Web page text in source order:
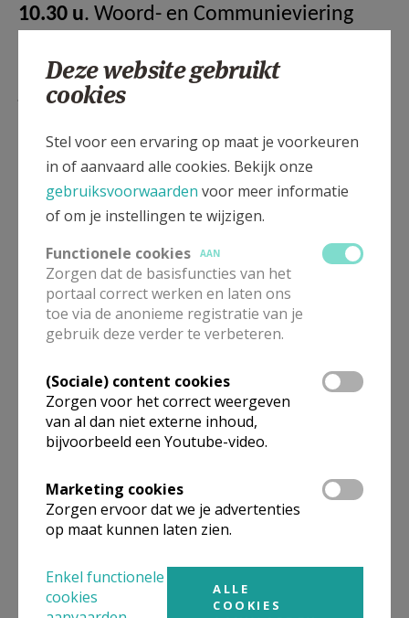
10.30 u. Woord- en Communieviering
zondag 30 augustus
geen viering in onze kerk
Voor vieringen in de andere kerken van onze
pastorale eenheid verwijzen we naar de website van
de pastorale eenheid Prisca en Aquila.
Parochie St.-Mattheüs Hulshout
Meer
Deze website gebruikt
cookies
Stel voor een ervaring op maat je voorkeuren
in of aanvaard alle cookies. Bekijk onze
gebruiksvoorwaarden voor meer informatie
of om je instellingen te wijzigen.
Functionele cookies
AAN
Zorgen dat de basisfuncties van het
portaal correct werken en laten ons
toe via de anonieme registratie van je
gebruik deze verder te verbeteren.
(Sociale) content cookies
Zorgen voor het correct weergeven
van al dan niet externe inhoud,
bijvoorbeeld een Youtube-video.
Marketing cookies
Zorgen ervoor dat we je advertenties
op maat kunnen laten zien.
Enkel functionele
cookies
ALLE
COOKIES